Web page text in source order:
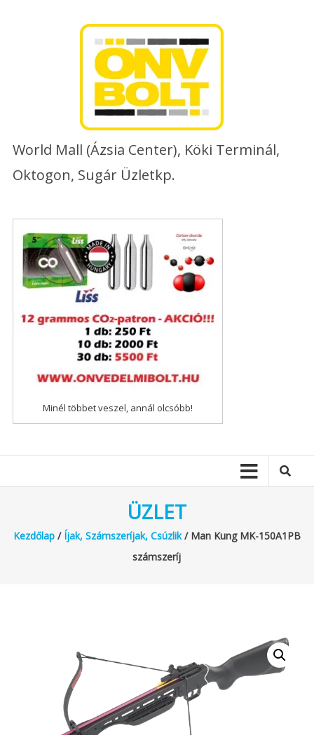
World Mall (Ázsia Center), Köki Terminál,
Oktogon, Sugár Üzletkp.
Minél többet veszel, annál olcsóbb!
ÜZLET
Kezdőlap/ Íjak, Számszeríjak, Csúzlik/ Man Kung MK-150A1PB
számszeríj